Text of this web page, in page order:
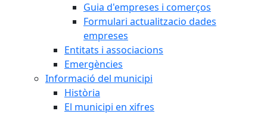
Guia d'empreses i comerços
Formulari actualitzacio dades
empreses
Entitats i associacions
Emergències
Informació del municipi
Història
El municipi en xifres